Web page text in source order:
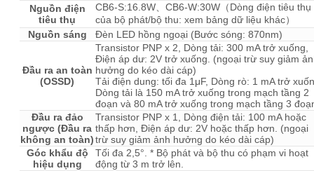
Nguồn điện
tiêu thụ
CB6-S:16.8W、CB6-W:30W（Dòng điện tiêu thụ
của bộ phát/bộ thu: xem bảng dữ liệu khác）
Nguồn sáng
Đèn LED hồng ngoại (Bước sóng: 870nm)
Đầu ra an toàn
(OSSD)
Transistor PNP x 2, Dòng tải: 300 mA trở xuống,
Điện áp dư: 2V trở xuống. (ngoại trừ suy giảm
hưởng do kéo dài cáp)
Tải điện dung: tối đa 1μF, Dòng rò: 1 mA trở
Dòng tải là 150 mA trở xuống trong mạch tầng 2
đoạn và 80 mA trở xuống trong mạch tầng 3
Đầu ra đảo
ngược (Đầu ra
không an toàn)
Transistor PNP x 1, Dòng điện tải: 100 mA hoặc
thấp hơn, Điện áp dư: 2V hoặc thấp hơn. (ngoại
trừ suy giảm ảnh hưởng do kéo dài cáp)
Góc khẩu độ
hiệu dụng
Tối đa 2,5°. * Bộ phát và bộ thu có phạm vi hoạt
động từ 3 m trở lên.